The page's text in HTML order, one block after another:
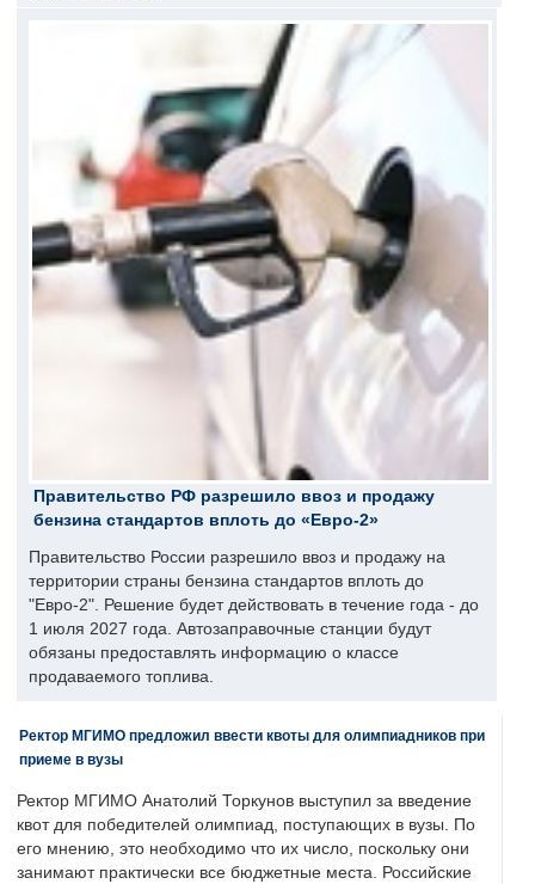
Правительство РФ разрешило ввоз и продажу
бензина стандартов вплоть до «Евро-2»
Правительство России разрешило ввоз и продажу на
территории страны бензина стандартов вплоть до
"Евро-2". Решение будет действовать в течение года - до
1 июля 2027 года. Автозаправочные станции будут
обязаны предоставлять информацию о классе
продаваемого топлива.
Ректор МГИМО предложил ввести квоты для олимпиадников при
приеме в вузы
Ректор МГИМО Анатолий Торкунов выступил за введение
квот для победителей олимпиад, поступающих в вузы. По
его мнению, это необходимо что их число, поскольку они
занимают практически все бюджетные места. Российские